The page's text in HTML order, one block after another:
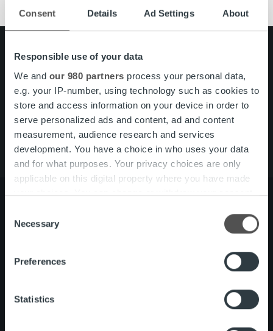
Consent Details Ad Settings About
Responsible use of your data
We and our 980 partners process your personal data,
e.g. your IP-number, using technology such as cookies to
store and access information on your device in order to
serve personalized ads and content, ad and content
measurement, audience research and services
development. You have a choice in who uses your data
and for what purposes. Your privacy choices are only
applicable on this digital property where you have made
your choices. You can change or withdraw your consent
the Privacy trigger icon.
Find out more about how your personal data is processed
and set your preferences in the
We use cookies to personalise content and ads, to
provide social media features and to analyse our traffic.
Selection
Necessary
Preferences
Statistics
Pikalinkit
Yhteystiedot
Ura Ropolla
Palvelut
Tietoa meistä
Search for:
Tietoa meistä
Palvelut